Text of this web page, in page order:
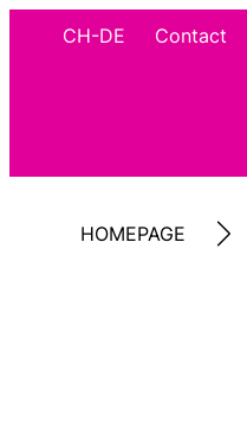
CH-DE Contact
HOMEPAGE